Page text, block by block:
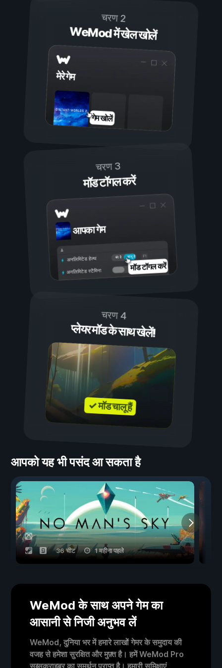
चरण 2
WeMod में खेल खोलें
मेरे गेम
गेम खोलें
चरण 3
मॉड टॉगल करें
आपका गेम
चालू है
बंद है
अनलिमिटेड हेल्थ
अनलिमिटेड स्टैमिना मॉड टॉगल करें
चरण 4
प्लेयर मॉड के साथ खेलें!
✓ मॉड चालू हैं
आपको यह भी पसंद आ सकता है
36 चीट 1 महीना पहले
WeMod के साथ अपने गेम का
आसानी से निजी अनुभव लें
WeMod, दुनिया भर में हमारे लाखों गेमर के समुदाय की
वजह से हमेशा सुरक्षित और मुफ़्त है। हमें WeMod Pro